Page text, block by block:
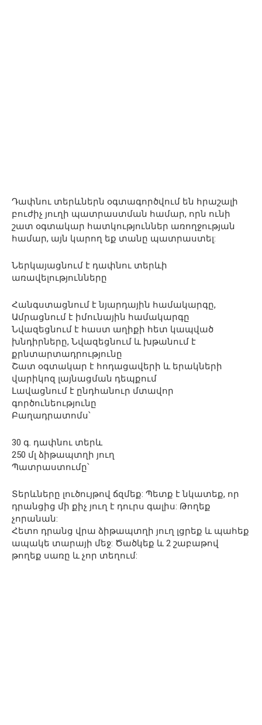
Դափնու տերևներն օգտագործվում են հրաշալի
բուժիչ յուղի պատրաստման համար, որն ունի
շատ օգտակար հատկություններ առողջության
համար, այն կարող եք տանը պատրաստել:
Ներկայացնում է դափնու տերևի
առավելությունները
Հանգստացնում է նյարդային համակարգը,
Ամրացնում է իմունային համակարգը
Նվազեցնում է հաստ աղիքի հետ կապված
խնդիրները, Նվազեցնում և խթանում է
քրնտարտադրությունը
Շատ օգտակար է հոդացավերի և երակների
վարիկոզ լայնացման դեպքում
Լավացնում է ընդհանուր մտավոր
գործունեությունը
Բաղադրատոմս՝
30 գ. դափնու տերև
250 մլ ձիթապտղի յուղ
Պատրաստումը՝
Տերևները լուծույթով ճզմեք: Պետք է նկատեք, որ
դրանցից մի քիչ յուղ է դուրս գալիս: Թողեք
չորանան:
Հետո դրանց վրա ձիթապտղի յուղ լցրեք և պահեք
ապակե տարայի մեջ: Ծածկեք և 2 շաբաթով
թողեք սառը և չոր տեղում: